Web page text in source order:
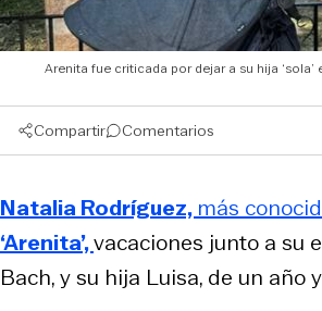
Arenita fue criticada por dejar a su hija
Compartir Comentarios
Natalia Rodríguez, más
‘Arenita’,vacaciones junto a su
Bach, y su hija Luisa, de un año